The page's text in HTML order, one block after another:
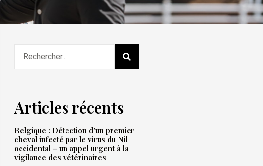
Articles récents
Belgique : Détection d’un premier
cheval infecté par le virus du Nil
occidental – un appel urgent à la
vigilance des vétérinaires